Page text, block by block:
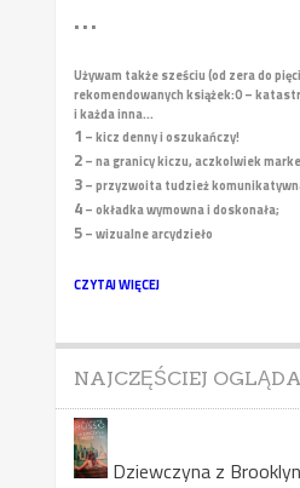
• • •
Używam także sześciu (od zera do
rekomendowanych książek:0 –
i każda inna...
1 – kicz denny i oszukańczy!
2– na granicy kiczu, aczkolwiek
3– przyzwoita tudzież
4– okładka wymowna i doskonała;
5– wizualne arcydzieło
CZYTAJ WIĘCEJ
NAJCZĘŚCIEJ
Dziewczyna z